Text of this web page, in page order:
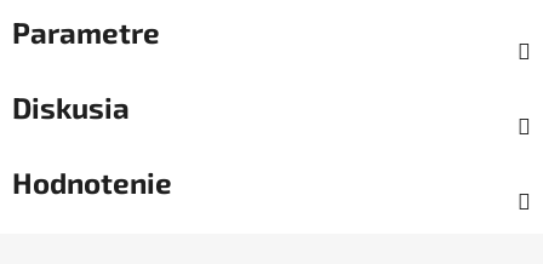
Parametre
Diskusia
Hodnotenie